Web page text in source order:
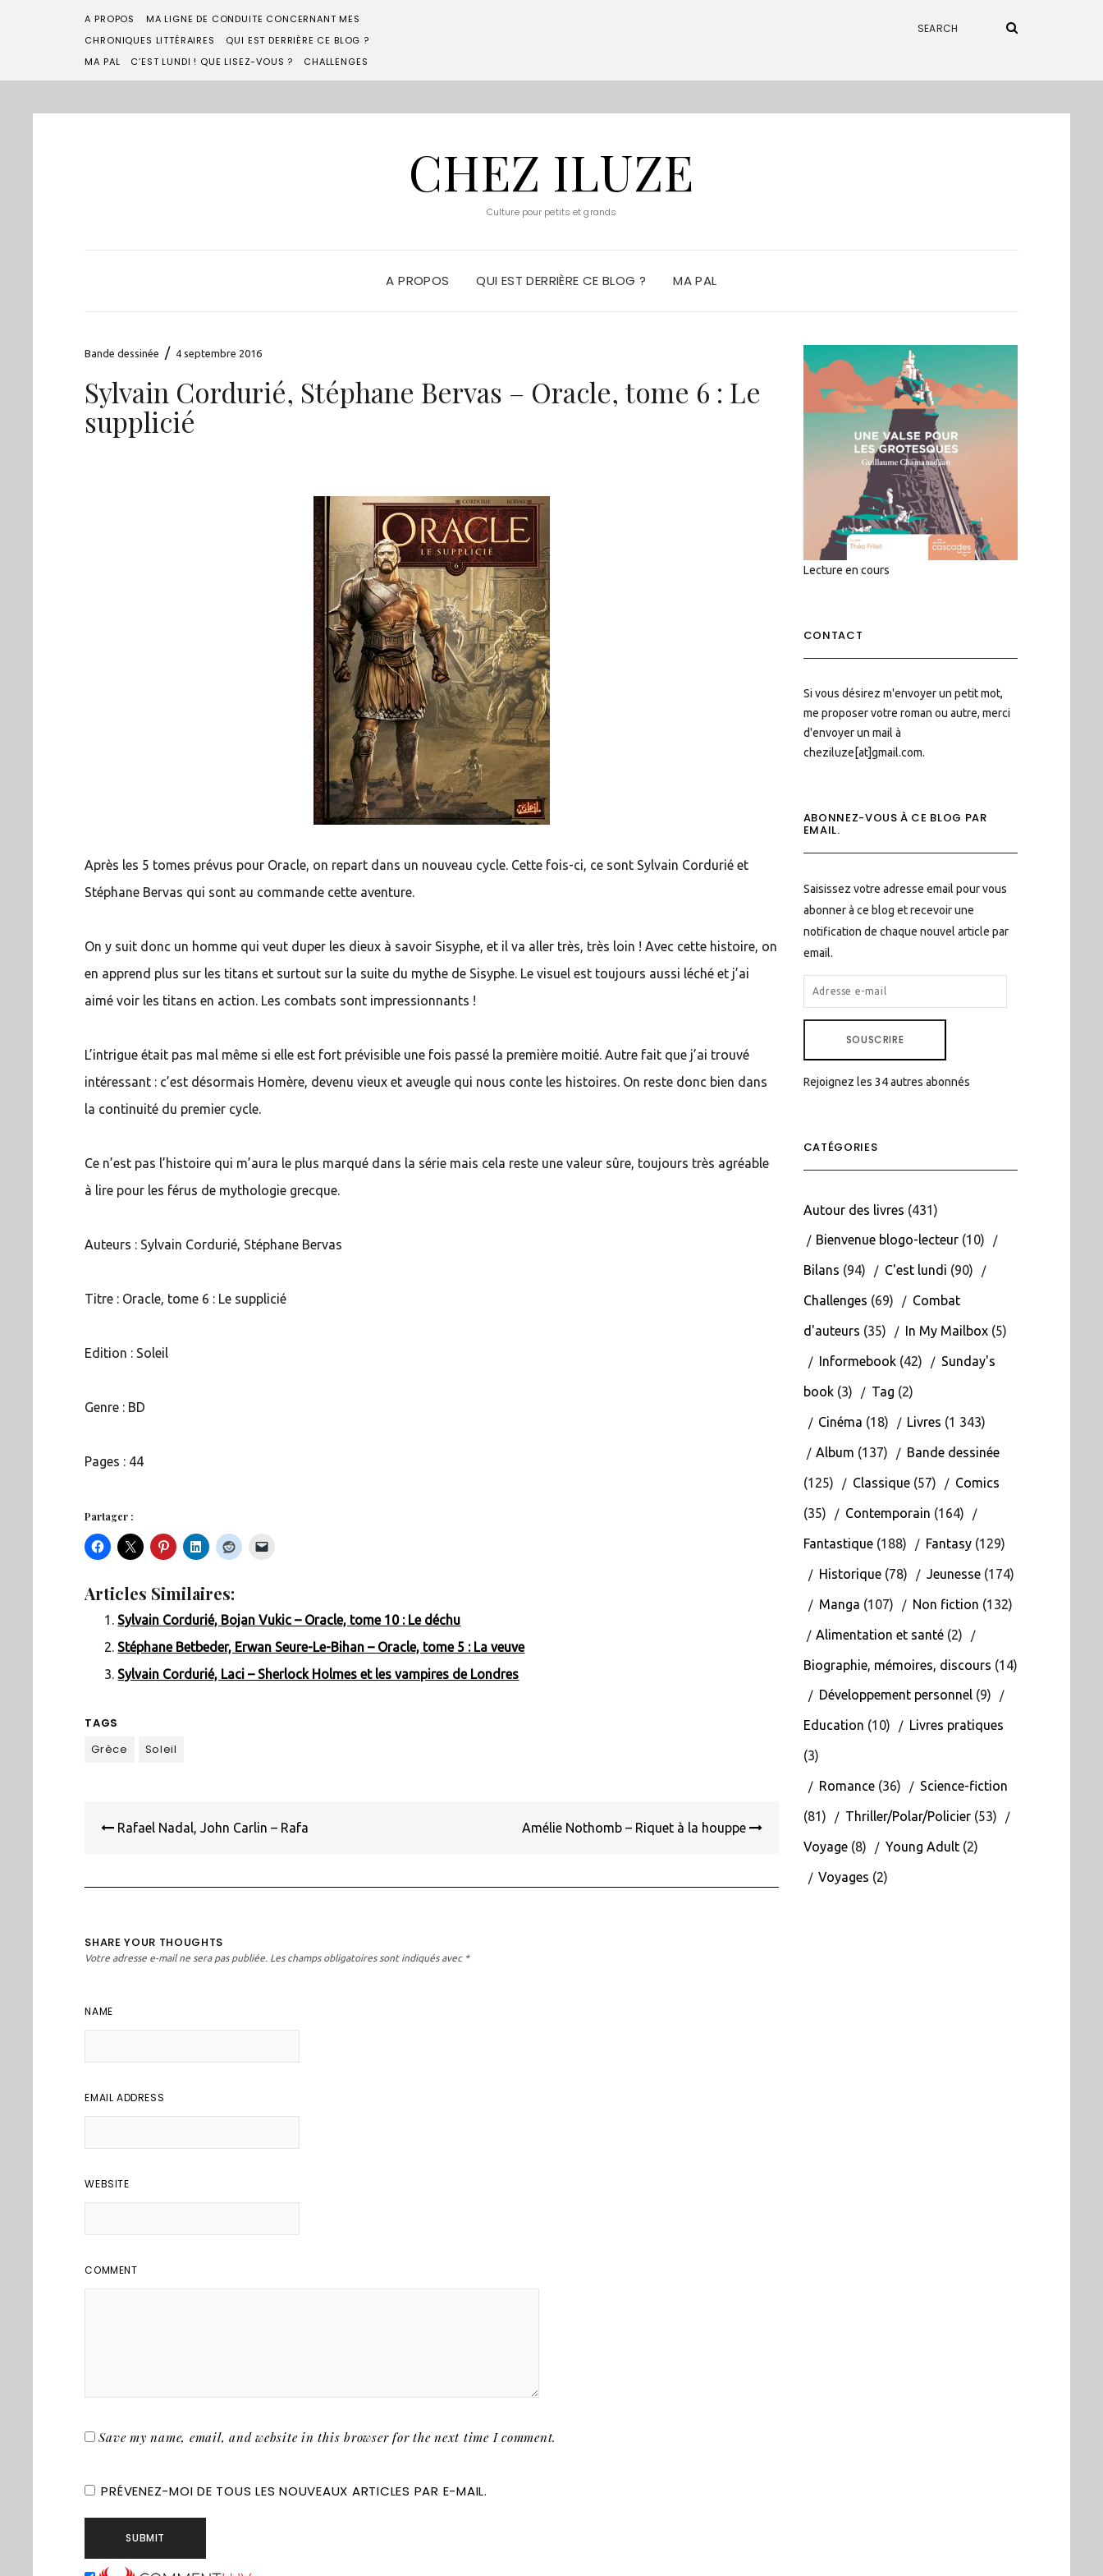
A PROPOS
MA LIGNE DE CONDUITE CONCERNANT MES
CHRONIQUES LITTÉRAIRES
QUI EST DERRIÈRE CE BLOG ?
MA PAL
C’EST LUNDI ! QUE LISEZ-VOUS ? CHALLENGES
CHEZ ILUZE
Culture pour petits et grands
A PROPOS QUI EST DERRIÈRE CE BLOG ? MA PAL
Bande dessinée / 4 septembre 2016
Sylvain Cordurié, Stéphane Bervas – Oracle, tome 6 : Le
supplicié
Après les 5 tomes prévus pour Oracle, on repart dans un nouveau cycle. Cette fois-ci, ce sont Sylvain Cordurié et
Stéphane Bervas qui sont au commande cette aventure.
On y suit donc un homme qui veut duper les dieux à savoir Sisyphe, et il va aller très, très loin ! Avec cette histoire, on
en apprend plus sur les titans et surtout sur la suite du mythe de Sisyphe. Le visuel est toujours aussi léché et j’ai
aimé voir les titans en action. Les combats sont impressionnants !
L’intrigue était pas mal même si elle est fort prévisible une fois passé la première moitié. Autre fait que j’ai trouvé
intéressant : c’est désormais Homère, devenu vieux et aveugle qui nous conte les histoires. On reste donc bien dans
la continuité du premier cycle.
Ce n’est pas l’histoire qui m’aura le plus marqué dans la série mais cela reste une valeur sûre, toujours très agréable
à lire pour les férus de mythologie grecque.
Auteurs : Sylvain Cordurié, Stéphane Bervas
Titre : Oracle, tome 6 : Le supplicié
Edition : Soleil
Genre : BD
Pages : 44
Partager :
Articles Similaires:
Sylvain Cordurié, Bojan Vukic – Oracle, tome 10 : Le déchu
Stéphane Betbeder, Erwan Seure-Le-Bihan – Oracle, tome 5 : La veuve
Sylvain Cordurié, Laci – Sherlock Holmes et les vampires de Londres
TAGS
Grèce
Soleil
de
Rafael Nadal, John Carlin – Rafa Amélie Nothomb – Riquet à la houppe
SHARE YOUR THOUGHTS
Votre adresse e-mail ne sera pas publiée. Les champs obligatoires sont indiqués avec *
NAME
EMAIL ADDRESS
WEBSITE
COMMENT
Save my name, email, and website in this browser for the next time I comment.
PRÉVENEZ-MOI DE TOUS LES NOUVEAUX ARTICLES PAR E-MAIL.
Lecture en cours
CONTACT
Si vous désirez m'envoyer un petit mot,
me proposer votre roman ou autre, merci
d'envoyer un mail à
cheziluze[at]gmail.com.
ABONNEZ-VOUS À CE BLOG PAR
EMAIL.
Saisissez votre adresse email pour vous
abonner à ce blog et recevoir une
notification de chaque nouvel article par
email.
ADRESSE
E-
SOUSCRIRE
Rejoignez les 34 autres abonnés
CATÉGORIES
Autour des livres (431)
Bienvenue blogo-lecteur(10)
Bilans (94) C'est lundi (90)
Challenges (69) Combat
d'auteurs (35) In My Mailbox(5)
Informebook(42) Sunday's
book(3) Tag (2)
Cinéma (18) Livres (1 343)
Album (137) Bande dessinée
(125) Classique(57) Comics
(35) Contemporain (164)
Fantastique(188) Fantasy(129)
Historique(78) Jeunesse(174)
Manga (107) Non fiction (132)
Alimentation et santé(2)
Biographie, mémoires, discours (14)
Développement personnel(9)
Education (10) Livres pratiques
(3)
Romance(36) Science-fiction
(81) Thriller/Polar/Policier(53)
Voyage(8) Young Adult(2)
Voyages (2)